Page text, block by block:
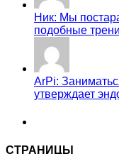
Ник: Мы
подобные
ArPi:
утверждает
СТРАНИЦЫ